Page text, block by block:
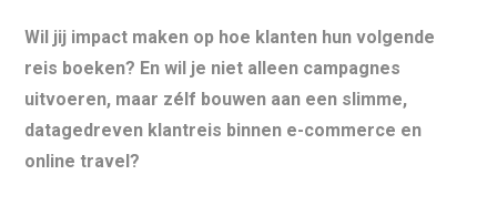
Wil jij impact maken op hoe klanten hun volgende
reis boeken? En wil je niet alleen campagnes
uitvoeren, maar zélf bouwen aan een slimme,
datagedreven klantreis binnen e-commerce en
online travel?